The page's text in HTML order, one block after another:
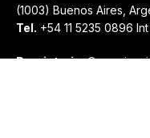
(1003) Buenos Aires,
Tel. +54 11 5235 0896
Propietario: